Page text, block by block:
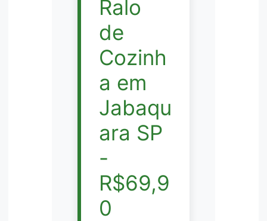
Ralo
de
Cozinh
a em
Jabaqu
ara SP
-
R$69,9
0